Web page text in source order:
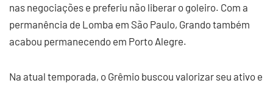
nas negociações e preferiu não liberar o goleiro. Com a
permanência de Lomba em São Paulo, Grando também
acabou permanecendo em Porto Alegre.
Na atual temporada, o Grêmio buscou valorizar seu ativo e